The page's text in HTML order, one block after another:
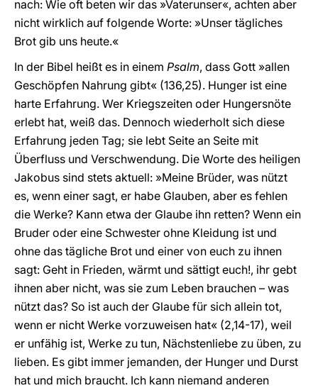
nach: Wie oft beten wir das »Vaterunser«, achten aber
nicht wirklich auf folgende Worte: »Unser tägliches
Brot gib uns heute.«
In der Bibel heißt es in einem Psalm, dass Gott »allen
Geschöpfen Nahrung gibt« (136,25). Hunger ist eine
harte Erfahrung. Wer Kriegszeiten oder Hungersnöte
erlebt hat, weiß das. Dennoch wiederholt sich diese
Erfahrung jeden Tag; sie lebt Seite an Seite mit
Überfluss und Verschwendung. Die Worte des heiligen
Jakobus sind stets aktuell: »Meine Brüder, was nützt
es, wenn einer sagt, er habe Glauben, aber es fehlen
die Werke? Kann etwa der Glaube ihn retten? Wenn ein
Bruder oder eine Schwester ohne Kleidung ist und
ohne das tägliche Brot und einer von euch zu ihnen
sagt: Geht in Frieden, wärmt und sättigt euch!, ihr gebt
ihnen aber nicht, was sie zum Leben brauchen – was
nützt das? So ist auch der Glaube für sich allein tot,
wenn er nicht Werke vorzuweisen hat« (2,14-17), weil
er unfähig ist, Werke zu tun, Nächstenliebe zu üben, zu
lieben. Es gibt immer jemanden, der Hunger und Durst
hat und mich braucht. Ich kann niemand anderen